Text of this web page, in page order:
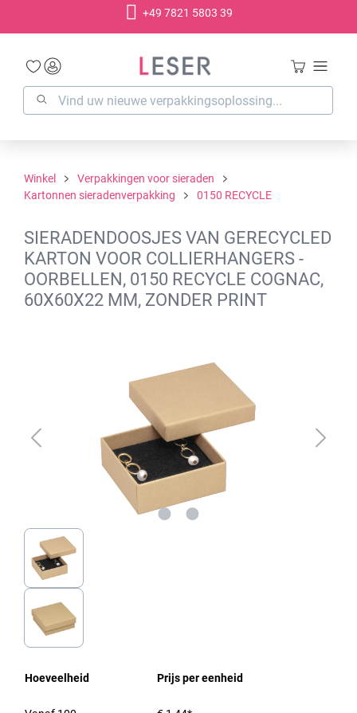
+49 7821 5803 39
Winkel
Verpakkingen voor sieraden
Kartonnen sieradenverpakking
0150 RECYCLE
SIERADENDOOSJES VAN GERECYCLED
KARTON VOOR COLLIERHANGERS -
OORBELLEN, 0150 RECYCLE COGNAC,
60X60X22 MM, ZONDER PRINT
Hoeveelheid Prijs per eenheid